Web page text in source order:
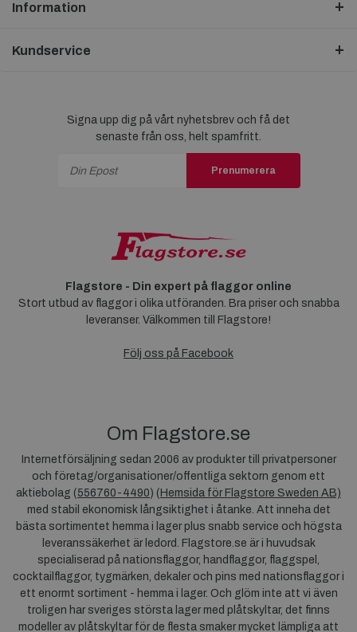
Information
Kundservice
Signa upp dig på vårt nyhetsbrev och få det
senaste från oss, helt spamfritt.
Prenumerera
Flagstore - Din expert på flaggor online
Stort utbud av flaggor i olika utföranden. Bra priser och snabba
leveranser. Välkommen till Flagstore!
Följ oss på Facebook
Om Flagstore.se
Internetförsäljning sedan 2006 av produkter till privatpersoner
och företag/organisationer/offentliga sektorn genom ett
aktiebolag (556760-4490) ( Hemsida för Flagstore Sweden AB)
med stabil ekonomisk långsiktighet i åtanke. Att inneha det
bästa sortimentet hemma i lager plus snabb service och högsta
leveranssäkerhet är ledord. Flagstore.se är i huvudsak
specialiserad på nationsflaggor, handflaggor, flaggspel,
cocktailflaggor, tygmärken, dekaler och pins med nationsflaggor i
ett enormt sortiment - hemma i lager. Och glöm inte att vi även
troligen har sveriges största lager med plåtskyltar, det finns
modeller av plåtskyltar för de flesta smaker mycket lämpliga att